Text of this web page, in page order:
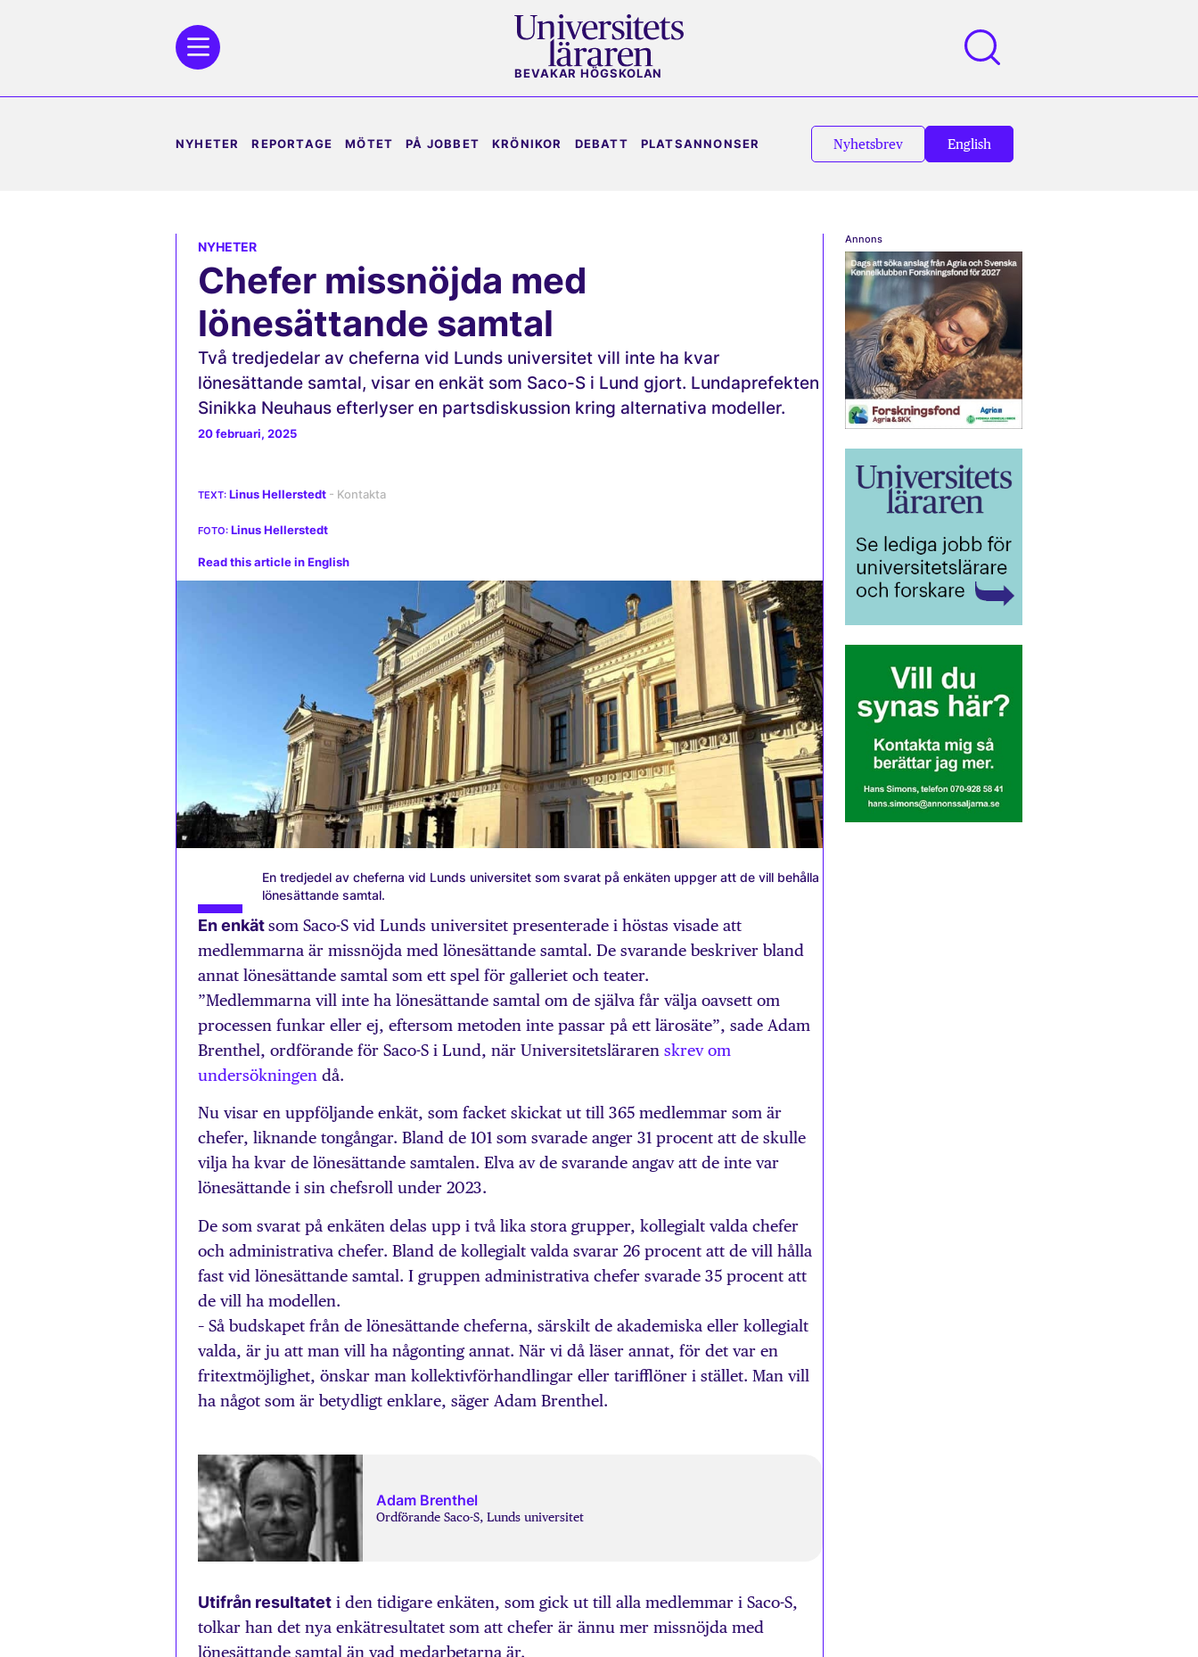
BEVAKAR HÖGSKOLAN
NYHETER REPORTAGE MÖTET PÅ JOBBET KRÖNIKOR DEBATT PLATSANNONSER Nyhetsbrev English
NYHETER
Chefer missnöjda med
lönesättande samtal
Två tredjedelar av cheferna vid Lunds universitet vill inte ha kvar
lönesättande samtal, visar en enkät som Saco-S i Lund gjort. Lundaprefekten
Sinikka Neuhaus efterlyser en partsdiskussion kring alternativa modeller.
20 februari, 2025
Linus Hellerstedt
Linus Hellerstedt
Read this article in English
En tredjedel av cheferna vid Lunds universitet som svarat på enkäten uppger att de vill behålla
lönesättande samtal.
En enkätsom Saco-S vid Lunds universitet presenterade i höstas visade att
medlemmarna är missnöjda med lönesättande samtal. De svarande beskriver bland
annat lönesättande samtal som ett spel för galleriet och teater.
”Medlemmarna vill inte ha lönesättande samtal om de själva får välja oavsett om
processen funkar eller ej, eftersom metoden inte passar på ett lärosäte”, sade Adam
Brenthel, ordförande för Saco-S i Lund, när Universitetsläraren skrev om
undersökningen då.
Nu visar en uppföljande enkät, som facket skickat ut till 365 medlemmar som är
chefer, liknande tongångar. Bland de 101 som svarade anger 31 procent att de skulle
vilja ha kvar de lönesättande samtalen. Elva av de svarande angav att de inte var
lönesättande i sin chefsroll under 2023.
De som svarat på enkäten delas upp i två lika stora grupper, kollegialt valda chefer
och administrativa chefer. Bland de kollegialt valda svarar 26 procent att de vill hålla
fast vid lönesättande samtal. I gruppen administrativa chefer svarade 35 procent att
de vill ha modellen.
– Så budskapet från de lönesättande cheferna, särskilt de akademiska eller kollegialt
valda, är ju att man vill ha någonting annat. När vi då läser annat, för det var en
fritextmöjlighet, önskar man kollektivförhandlingar eller tarifflöner i stället. Man vill
ha något som är betydligt enklare, säger Adam Brenthel.
Adam Brenthel
Ordförande Saco-S, Lunds universitet
Utifrån resultatet i den tidigare enkäten, som gick ut till alla medlemmar i Saco-S,
tolkar han det nya enkätresultatet som att chefer är ännu mer missnöjda med
lönesättande samtal än vad medarbetarna är.
Annons